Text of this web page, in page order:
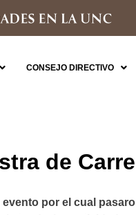
CONSEJO DIRECTIVO
de
evento por el cual